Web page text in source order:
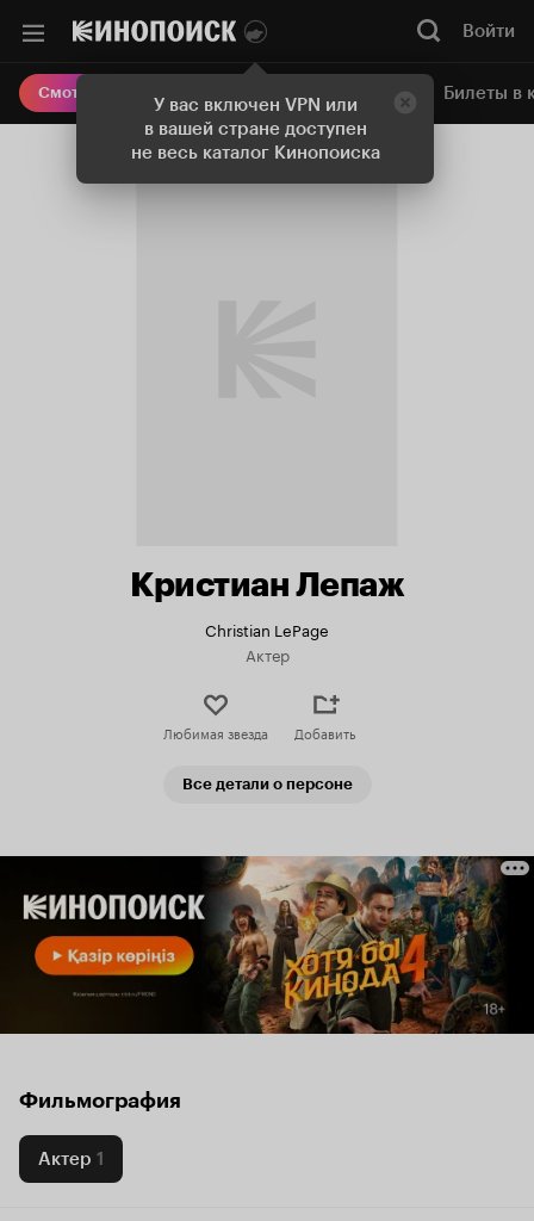
У вас включен VPN или
в вашей стране доступен
не весь каталог Кинопоиска
Войти
Смотреть кино Онлайн-кинотеатр Билеты в
Кристиан Лепаж
Christian LePage
Актер
Любимая звезда Добавить
Все детали о персоне
Фильмография
Актер 1